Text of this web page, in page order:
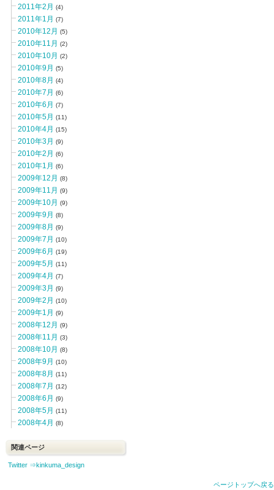
2011年2月 (4)
2011年1月 (7)
2010年12月 (5)
2010年11月 (2)
2010年10月 (2)
2010年9月 (5)
2010年8月 (4)
2010年7月 (6)
2010年6月 (7)
2010年5月 (11)
2010年4月 (15)
2010年3月 (9)
2010年2月 (6)
2010年1月 (6)
2009年12月 (8)
2009年11月 (9)
2009年10月 (9)
2009年9月 (8)
2009年8月 (9)
2009年7月 (10)
2009年6月 (19)
2009年5月 (11)
2009年4月 (7)
2009年3月 (9)
2009年2月 (10)
2009年1月 (9)
2008年12月 (9)
2008年11月 (3)
2008年10月 (8)
2008年9月 (10)
2008年8月 (11)
2008年7月 (12)
2008年6月 (9)
2008年5月 (11)
2008年4月 (8)
関連ページ
Twitter ⇒kinkuma_design
ページトップへ戻る